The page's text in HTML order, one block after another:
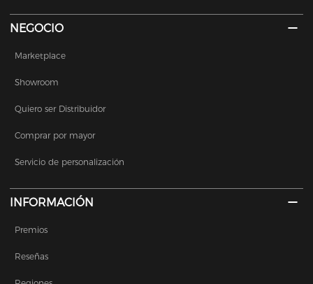
NEGOCIO
Marketplace
Showroom
Quiero ser Distribuidor
Comprar por mayor
Servicio de personalización
INFORMACIÓN
Premios
Reseñas